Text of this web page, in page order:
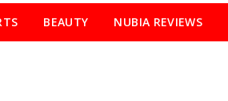
BEAUTY NUBIA REVIEWS